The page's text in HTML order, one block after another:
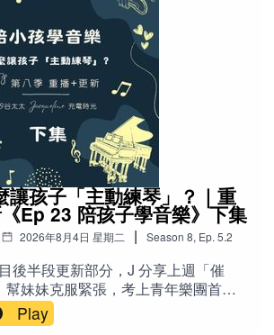
知名義大利醬品牌）
排（整排羊架）
秋‧雷（美國廚師、電視主持人）
→ 30分鐘料理（她的節目名稱）
Olive Oil（特級初榨橄欖油）
la cuisine” by Pol Martin 《波爾馬丁
罪惡感、恐懼或親子衝突的父母。📝
幕時間是現代家長最頭痛的問題之
挑戰往往不是孩子用了多久，而是
積的罪惡感、羞恥與恐懼。本集從幫
零」出發，帶你重新看待螢幕——它
是像甜點、游泳池、公園或刀子一
持人Jacqueline分享重點管理原
齡原則、健康原則等實用策略，並穿
包括K.G.M.控告社群平台案、澳洲
親子經驗），幫助你卸下情緒包袱，
己家庭的管理方式，讓螢幕管理困擾
甚至消失。📚哥倫比亞大學教授Keith
「每30分鐘休息五分鐘」研究：
news/rx-
five-minute-stroll-every-half-
- IG → Instagram（社群媒體App） -
→ 無止盡地刷短視頻／滑手機
讓孩子「主動練琴」？｜重
Ep 23 陪孩子學音樂》下集
2026年8月4日 星期二 | Season 8, Ep. 5.2
幫妹妹克服緊張，考上青年樂團首席
是2020年四月的節目重播：《Ep 23
樂》下集 + 更新學音樂真的能開發大
Play